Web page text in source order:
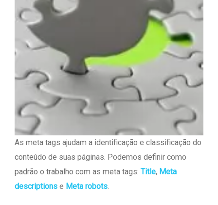
As meta tags ajudam a identificação e classificação do
conteúdo de suas páginas. Podemos definir como
padrão o trabalho com as meta tags: Title, Meta
descriptions e Meta robots.